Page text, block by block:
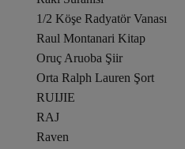
1/2 Köşe Radyatör Vanası
Raul Montanari Kitap
Oruç Aruoba Şiir
Orta Ralph Lauren Şort
RUIJIE
RAJ
Raven